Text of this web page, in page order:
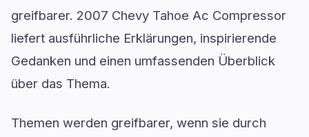
greifbarer. 2007 Chevy Tahoe Ac Compressor
liefert ausführliche Erklärungen, inspirierende
Gedanken und einen umfassenden Überblick
über das Thema.
Themen werden greifbarer, wenn sie durch